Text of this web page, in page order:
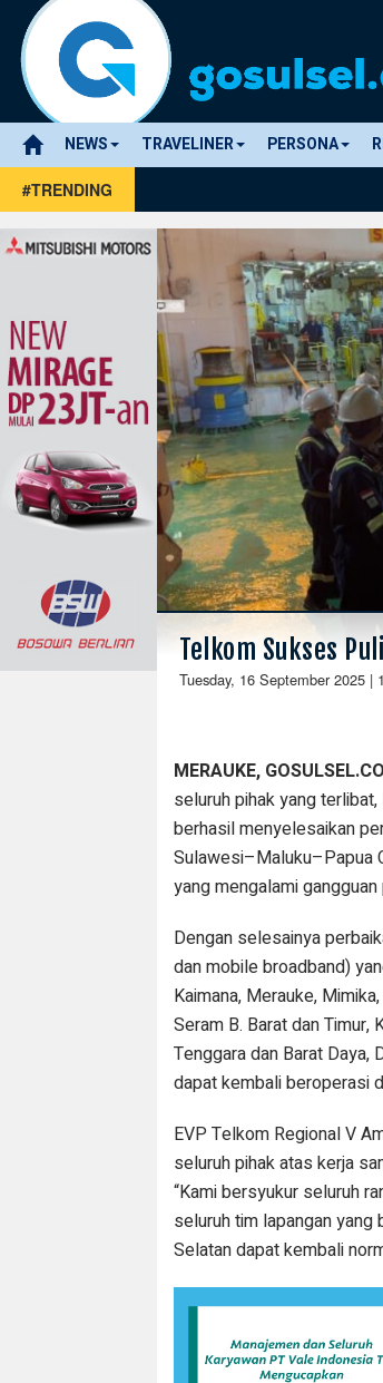
NEWS TRAVELINER PERSONA
#TRENDING
Telkom Sukses
Tuesday, 16 September 2025 |
MERAUKE,
seluruh pihak yang
berhasil menyelesaikan
Sulawesi–Maluku–Papua
yang mengalami
Dengan selesainya
dan mobile broadband)
Kaimana, Merauke,
Seram B. Barat dan Timur,
Tenggara dan Barat Daya,
dapat kembali beroperasi
EVP Telkom Regional V
seluruh pihak atas kerja
“Kami bersyukur seluruh
seluruh tim lapangan yang
Selatan dapat kembali